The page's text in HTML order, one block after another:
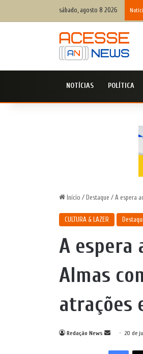
sábado, agosto 8 2026
NOTÍCIAS POLÍTICA
Início / Destaque / A espera
CULTURA & LAZER
A espera
Almas
atrações
Redação News
Mande20 de